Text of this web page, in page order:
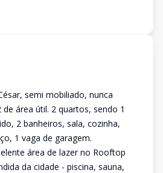
semi mobiliado, nunca
área útil. 2 quartos, sendo 1
2 banheiros, sala, cozinha,
1 vaga de garagem.
área de lazer no Rooftop
da cidade - piscina, sauna,